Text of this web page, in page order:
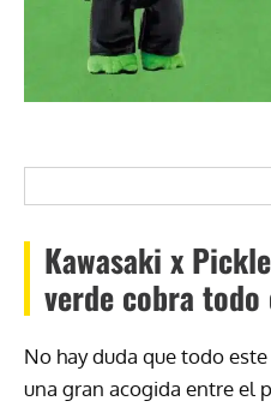
Kawasaki x
verde cobra
No hay duda que todo
una gran acogida entre el